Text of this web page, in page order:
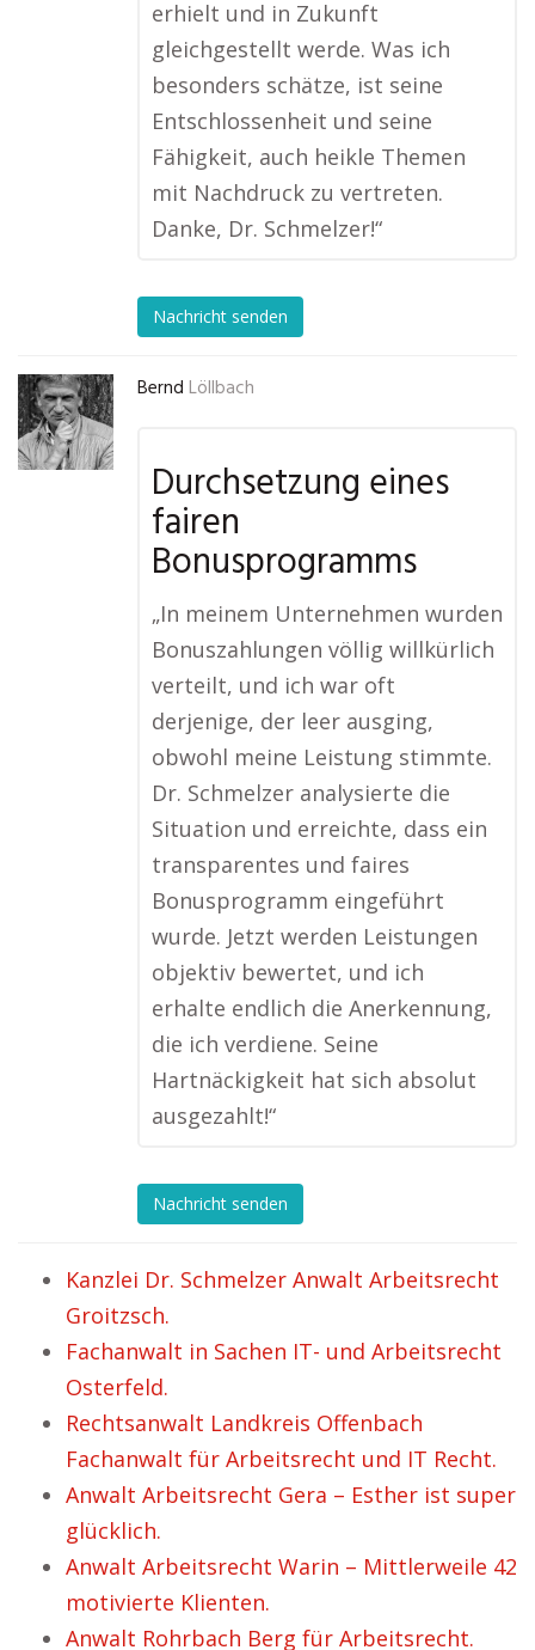
erhielt und in Zukunft
gleichgestellt werde. Was ich
besonders schätze, ist seine
Entschlossenheit und seine
Fähigkeit, auch heikle Themen
mit Nachdruck zu vertreten.
Danke, Dr. Schmelzer!“
Nachricht senden
Bernd Löllbach
Durchsetzung eines
fairen
Bonusprogramms
„In meinem Unternehmen wurden
Bonuszahlungen völlig willkürlich
verteilt, und ich war oft
derjenige, der leer ausging,
obwohl meine Leistung stimmte.
Dr. Schmelzer analysierte die
Situation und erreichte, dass ein
transparentes und faires
Bonusprogramm eingeführt
wurde. Jetzt werden Leistungen
objektiv bewertet, und ich
erhalte endlich die Anerkennung,
die ich verdiene. Seine
Hartnäckigkeit hat sich absolut
ausgezahlt!“
Nachricht senden
Kanzlei Dr. Schmelzer Anwalt Arbeitsrecht
Groitzsch.
Fachanwalt in Sachen IT- und Arbeitsrecht
Osterfeld.
Rechtsanwalt Landkreis Offenbach
Fachanwalt für Arbeitsrecht und IT Recht.
Anwalt Arbeitsrecht Gera – Esther ist super
glücklich.
Anwalt Arbeitsrecht Warin – Mittlerweile 42
motivierte Klienten.
Anwalt Rohrbach Berg für Arbeitsrecht.